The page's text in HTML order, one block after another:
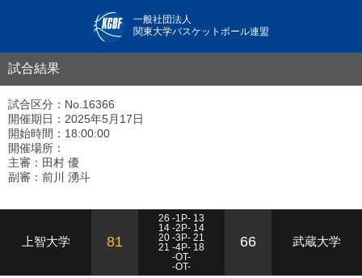
一般社団法人
関東大学バスケットボール連盟
試合結果
試合区分：No.16366
開催期日：2025年5月17日
開始時間：18:00:00
開催場所：
主審：田村 優
副審：前川 湧斗
上智大学 81
26 -1P- 13
14 -2P- 14
20 -3P- 21
21 -4P- 18
-OT-
-OT-
66 武蔵大学